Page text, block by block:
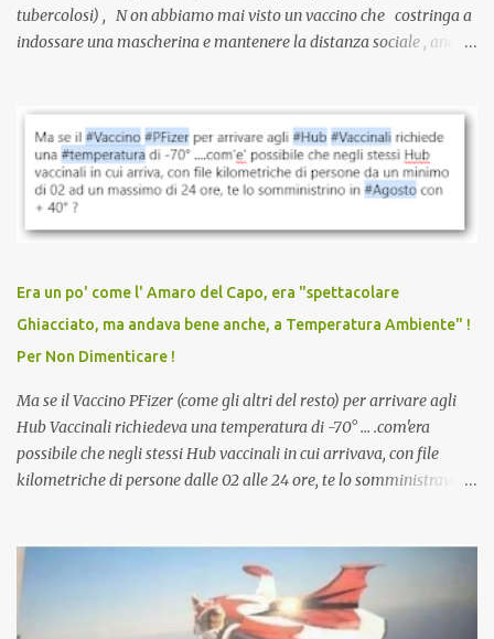
tubercolosi) , N on abbiamo mai visto un vaccino che costringa a
indossare una mascherina e mantenere la distanza sociale , anche
vaccinazione. Non avevamo mai sentito parlare di ricompense,
sconti, incentivi per vaccinarsi. Non avevamo mai visto
discriminazioni per coloro che non l’hanno fatto. Se non sei stato
vaccinato, nessuno aveva prima cercato di farti sentire una
persona cattiva. Non avevamo mai visto un vaccino che minacci le
vaccino usato per minacciare i mezzi di sussistenza, il lavoro o la
scuola. Non avevamo mai visto un vaccino che permettesse a un
dodicenne di ignorare il consenso dei genitori. Dopo tutti i vaccini
che abbiamo elencato sopra...
Era un po' come l' Amaro del Capo, era "spettacolare
Ghiacciato, ma andava bene anche, a Temperatura Ambiente" !
Per Non Dimenticare !
Ma se il Vaccino PFizer (come gli altri del resto) per arrivare agli
Hub Vaccinali richiedeva una temperatura di -70° ... .com'era
possibile che negli stessi Hub vaccinali in cui arrivava, con file
kilometriche di persone dalle 02 alle 24 ore, te lo somministravano
Vaccino come: l' Amaro del Capo, era "spettacolare Ghiacciato, ma
andava bene anche, a Temperatura Ambiente"! Riproponiamo
l'articolo per NON Dimenticare!